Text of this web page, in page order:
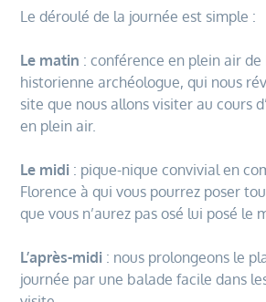
Le déroulé de la journée est simple :
Le matin : conférence en plein air
historienne archéologue, qui nous
site que nous allons visiter au cours
en plein air.
Le midi : pique-nique convivial en
Florence à qui vous pourrez poser
que vous n’aurez pas osé lui posé le
L’après-midi : nous prolongeons le
journée par une balade facile dans